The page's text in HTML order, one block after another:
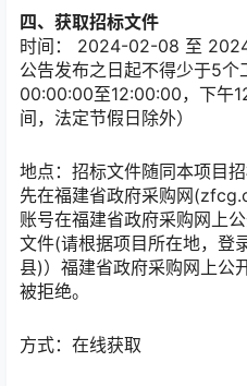
四、获取招标文件
时间： 2024-02-08 至
公告发布之日起不得少于5个
00:00:00至12:00:00，下午
间，法定节假日除外）
地点： 招标文件随同本项目
先在福建省政府采购网
账号在福建省政府采购网上
文件(请根据项目所在地，登
县)）福建省政府采购网上公
被拒绝。
方式： 在线获取